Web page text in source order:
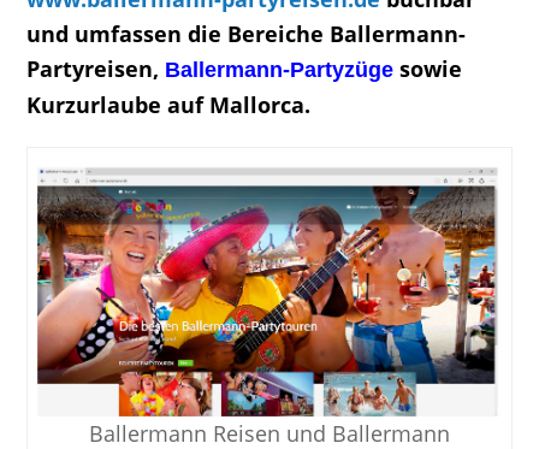
und umfassen die Bereiche Ballermann-
Partyreisen, Ballermann-Partyzüge sowie
Kurzurlaube auf Mallorca.
Ballermann Reisen und Ballermann